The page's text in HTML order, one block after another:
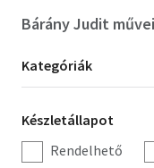
Hobbi, szabadidő
Irodalom
Bárány Judit művei
Kategória
szűrés
Kategóriák
Készletállapot
szűrés
Készletállapot
Rendelhető